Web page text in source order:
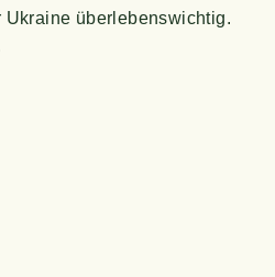
über­le­bens­wich­tig.